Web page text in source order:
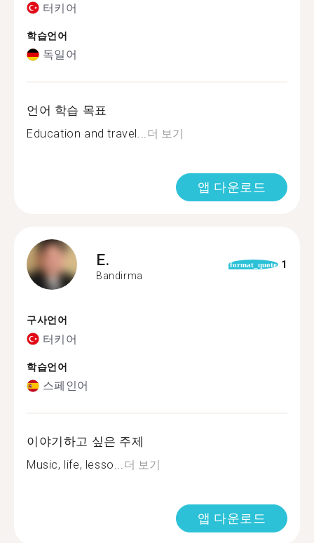
터키어
학습언어
독일어
언어 학습 목표
Education and travel...더 보기
앱 다운로드
E.
Bandirma
format_quote 1
구사언어
터키어
학습언어
스페인어
이야기하고 싶은 주제
Music, life, lesso...더 보기
앱 다운로드